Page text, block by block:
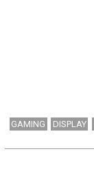
GAMING DISPLAY